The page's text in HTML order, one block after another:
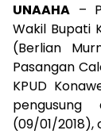
UNAAHA –
Wakil Bupati
(Berlian
Pasangan
KPUD
pengusung
(09/01/2018),